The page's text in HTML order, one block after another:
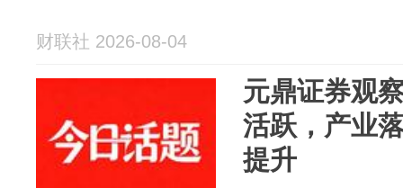
财联社 2026-08-04
元鼎证券观
活跃，产业
提升